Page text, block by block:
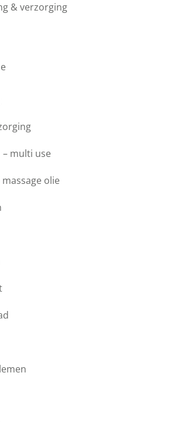
& verzorging
– multi use
olie